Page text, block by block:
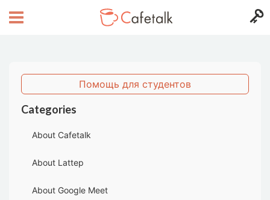
Помощь для студентов
Categories
About Cafetalk
About Lattep
About Google Meet